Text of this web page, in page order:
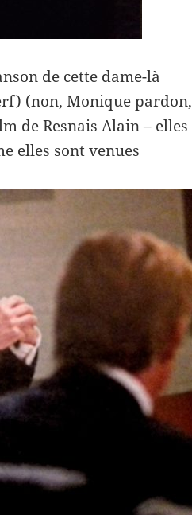
de cette dame-là
(non, Monique pardon,
de Resnais Alain – elles
elles sont venues